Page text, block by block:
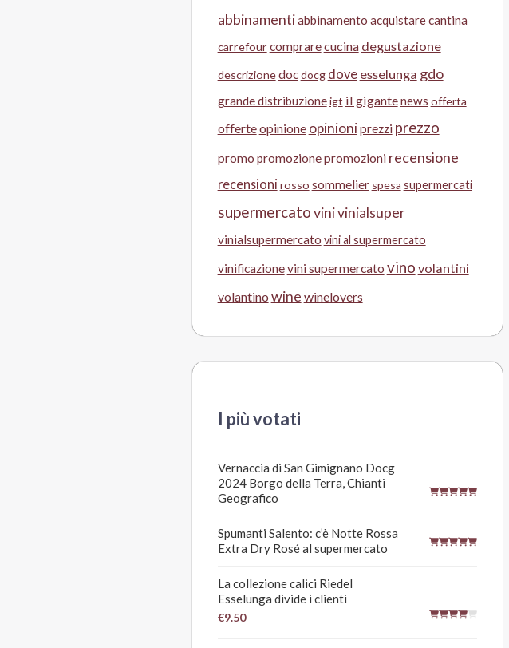
abbinamentiabbinamento acquistarecantina
carrefour comprarecucina degustazione
descrizionedocdocg dove esselunga gdo
grande distribuzioneigt il gigantenews offerta
offerteopinione opinioniprezzi prezzo
promo promozionepromozioni recensione
recensioni rosso sommelier spesa supermercati
supermercatovinivinialsuper
vinialsupermercato vini al supermercato
vinificazionevini supermercato vino volantini
volantino wine winelovers
I più votati
Vernaccia di San Gimignano Docg
2024 Borgo della Terra, Chianti
Geografico
Spumanti Salento: c’è Notte Rossa
Extra Dry Rosé al supermercato
La collezione calici Riedel
Esselunga divide i clienti
€9.50